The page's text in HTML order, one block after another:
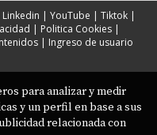
Linkedin | YouTube | Tiktok |
| Politica Cookies |
| Ingreso de usuario
para analizar y medir
y un perfil en base a sus
relacionada con